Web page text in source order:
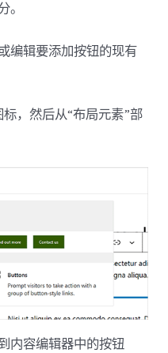
。
编辑要添加按钮的现有
，然后从“布局元素”部
内容编辑器中的按钮